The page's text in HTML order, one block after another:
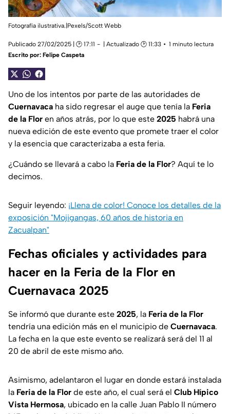
Fotografía ilustrativa.|Pexels/Scott Webb
Publicado 27/02/2025 | 🕑 17:11 | Actualizado 🕑 11:33
1 minuto lectura
Escrito por: Felipe Caspeta
Uno de los intentos por parte de las autoridades de
Cuernavaca ha sido regresar el auge que tenía la Feria
de la Flor en años atrás, por lo que este 2025 habrá una
nueva edición de este evento que promete traer el color
y la esencia que caracterizaba a esta feria.
¿Cuándo se llevará a cabo la Feria de la Flor? Aquí te lo
decimos.
Seguir leyendo: ¡Llena de color! Conoce los detalles de la
exposición "Mojigangas, 60 años de historia en
Zacualpan"
Fechas oficiales y actividades para
hacer en la Feria de la Flor en
Cuernavaca 2025
Se informó que durante este 2025, la Feria de la Flor
tendría una edición más en el municipio de Cuernavaca.
La fecha en la que este evento se realizará será del 11 al
20 de abril de este mismo año.
Asimismo, adelantaron el lugar en donde estará instalada
la Feria de la Flor de este año, el cual será el Club Hípico
Vista Hermosa, ubicado en la calle Juan Pablo II número